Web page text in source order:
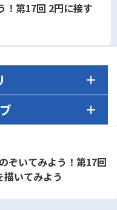
！第17回 2円に接す
ぞいてみよう！第17回
いてみよう